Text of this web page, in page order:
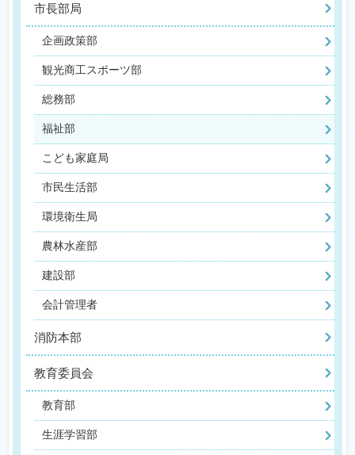
市長部局
企画政策部
観光商工スポーツ部
総務部
福祉部
こども家庭局
市民生活部
環境衛生局
農林水産部
建設部
会計管理者
消防本部
教育委員会
教育部
生涯学習部